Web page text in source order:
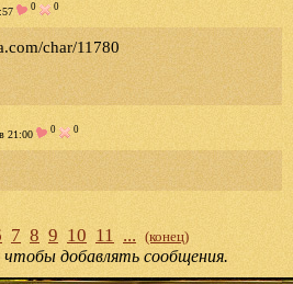
0 0
char/11780
21:00 0 0
7 8 9 10 11 ... (конец)
чтобы добавлять сообщения.